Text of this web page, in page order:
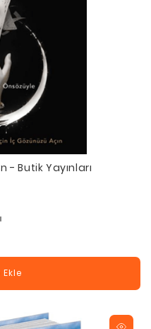
- Butik Yayınları